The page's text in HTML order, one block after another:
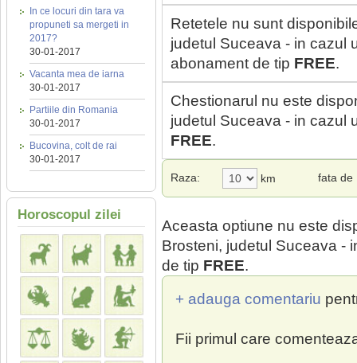
In ce locuri din tara va
propuneti sa mergeti in
2017?
30-01-2017
Vacanta mea de iarna
30-01-2017
Partiile din Romania
30-01-2017
Bucovina, colt de rai
30-01-2017
Horoscopul zilei
Retetele nu sunt
judetul Suceava - in cazul
abonament de tip FREE.
Chestionarul nu este
judetul Suceava - in cazul
FREE.
Raza: km fata de
Aceasta optiune nu este
Brosteni, judetul Suceava -
de tip FREE.
+ adauga comentariu
Fii primul care